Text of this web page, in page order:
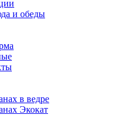
и обеды
в ведре
Экокат